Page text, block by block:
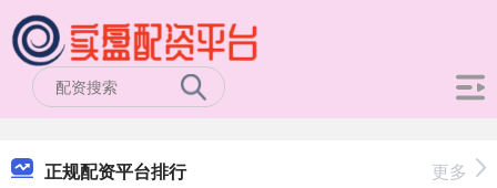
正规配资平台排行 更多